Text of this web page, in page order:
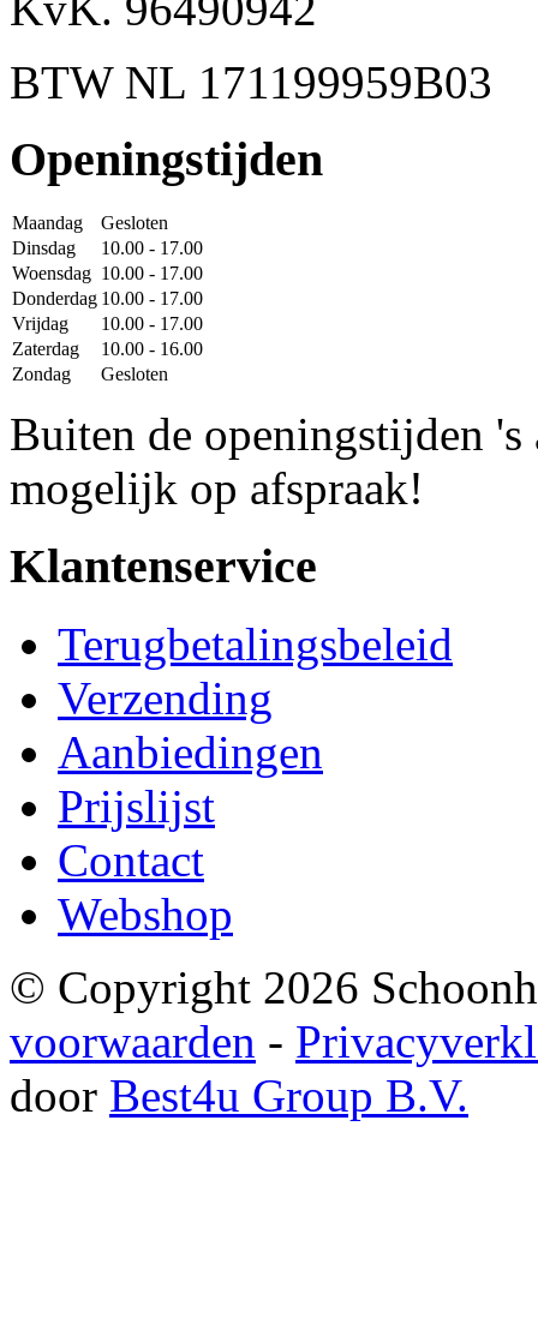
BTW NL 171199959B03
Openingstijden
Maandag
Gesloten
Dinsdag
10.00 - 17.00
Woensdag 10.00 - 17.00
Donderdag 10.00 - 17.00
Vrijdag
10.00 - 17.00
Zaterdag
10.00 - 16.00
Zondag
Gesloten
Buiten de openingstijden
mogelijk op afspraak!
Klantenservice
Terugbetalingsbeleid
Verzending
Aanbiedingen
Prijslijst
Contact
Webshop
© Copyright 2026
voorwaarden -
door Best4u Group B.V.